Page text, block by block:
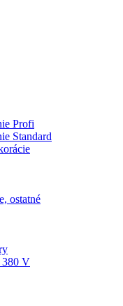
Profi
Standard
ostatné
380 V